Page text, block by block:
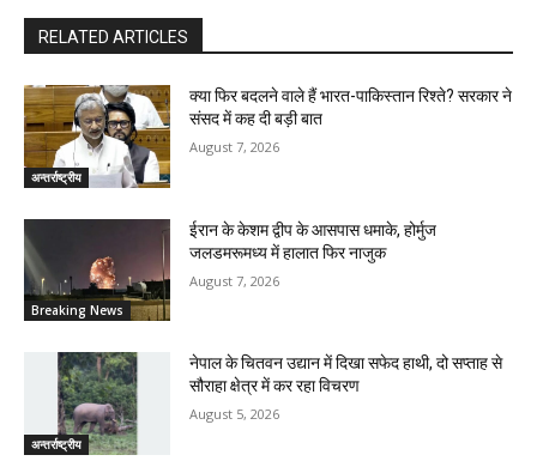
RELATED ARTICLES
अन्तर्राष्ट्रीय
क्या फिर बदलने वाले हैं भारत-पाकिस्तान रिश्ते? सरकार ने
संसद में कह दी बड़ी बात
August 7, 2026
Breaking News
ईरान के केशम द्वीप के आसपास धमाके, होर्मुज
जलडमरूमध्य में हालात फिर नाजुक
August 7, 2026
अन्तर्राष्ट्रीय
नेपाल के चितवन उद्यान में दिखा सफेद हाथी, दो सप्ताह से
सौराहा क्षेत्र में कर रहा विचरण
August 5, 2026